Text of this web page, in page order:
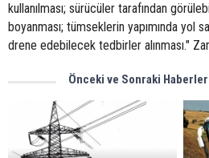
kullanılması; sürücüler tarafından
boyanması; tümseklerin yapımında yol
drene edebilecek tedbirler alınması."
Önceki ve Sonraki Haberler